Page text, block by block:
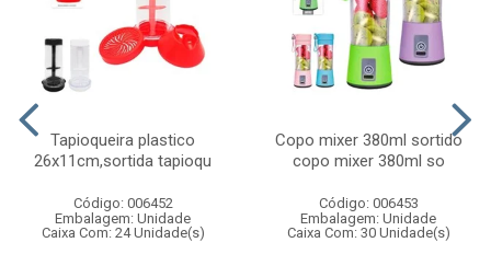
Tapioqueira plastico
26x11cm,sortida tapioqu
Código: 006452
Embalagem: Unidade
Caixa Com: 24 Unidade(s)
Copo mixer 380ml sortido
copo mixer 380ml so
Código: 006453
Embalagem: Unidade
Caixa Com: 30 Unidade(s)